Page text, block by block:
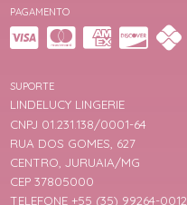
PAGAMENTO
SUPORTE
LINDELUCY LINGERIE
CNPJ 01.231.138/0001-64
RUA DOS GOMES, 627
CENTRO, JURUAIA/MG
CEP 37805000
TELEFONE +55 (35) 99264-0012